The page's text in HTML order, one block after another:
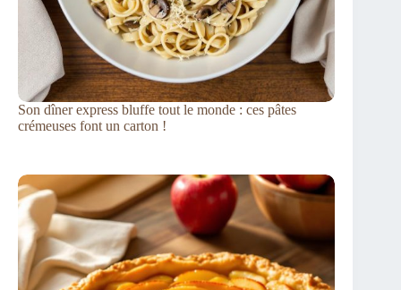
Son dîner express bluffe tout le monde : ces pâtes
crémeuses font un carton !